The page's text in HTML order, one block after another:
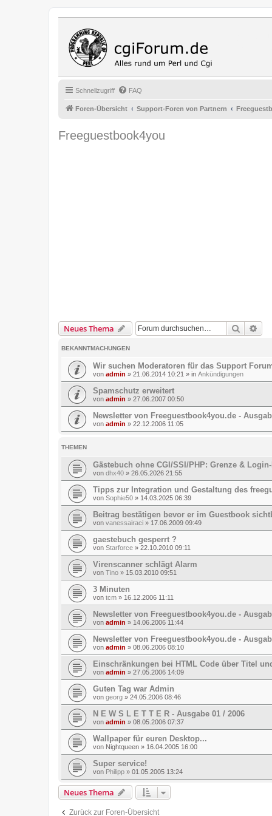
Schnellzugriff FAQ
Foren-Übersicht Support-Foren von Partnern
Freeguestbook4you
Neues Thema Suche
BEKANNTMACHUNGEN
Wir suchen Moderatoren für das Support
von admin » 21.06.2014 10:21 » in Ankündigungen
Spamschutz erweitert
von admin » 27.06.2007 00:50
Newsletter von Freeguestbook4you.de -
von admin » 22.12.2006 11:05
THEMEN
Gästebuch ohne CGI/SSI/PHP: Grenze &
von dhx40 » 26.05.2026 21:55
Tipps zur Integration und Gestaltung des
von Sophie50 » 14.03.2025 06:39
Beitrag bestätigen bevor er im Guestbook
von vanessairaci » 17.06.2009 09:49
gaestebuch gesperrt ?
von Starforce » 22.10.2010 09:11
Virenscanner schlägt Alarm
von Tino » 15.03.2010 09:51
3 Minuten
von tcm » 16.12.2006 11:11
Newsletter von Freeguestbook4you.de -
von admin » 14.06.2006 11:44
Newsletter von Freeguestbook4you.de -
von admin » 08.06.2006 08:10
Einschränkungen bei HTML Code über Titel
von admin » 27.05.2006 14:09
Guten Tag war Admin
von georg » 24.05.2006 08:46
N E W S L E T T E R - Ausgabe 01 / 2006
von admin » 08.05.2006 07:37
Wallpaper für euren Desktop...
von Nightqueen » 16.04.2005 16:00
Super service!
von Philipp » 01.05.2005 13:24
Neues Thema
Zurück zur Foren-Übersicht